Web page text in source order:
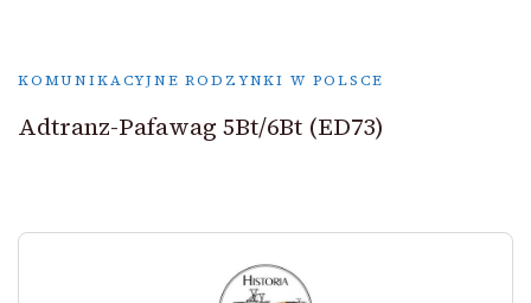
KOMUNIKACYJNE RODZYNKI W POLSCE
Adtranz-Pafawag 5Bt/6Bt (ED73)